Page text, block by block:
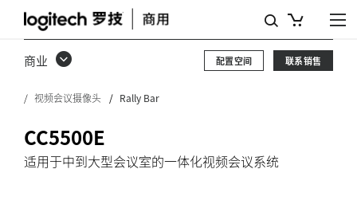
CC5500E
商业 联系销售
配置空间
视频会议摄像头 Rally Bar
CC5500E
适用于中到大型会议室的一体化视频会议系统